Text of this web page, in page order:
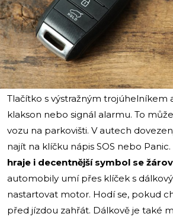
Tlačítko s výstražným trojúhelníkem
klakson nebo signál alarmu. To
vozu na parkovišti. V autech
najít na klíčku nápis SOS nebo Panic.
hraje i decentnější symbol se
automobily umí přes klíček s
nastartovat motor. Hodí se, pokud
před jízdou zahřát. Dálkově je také